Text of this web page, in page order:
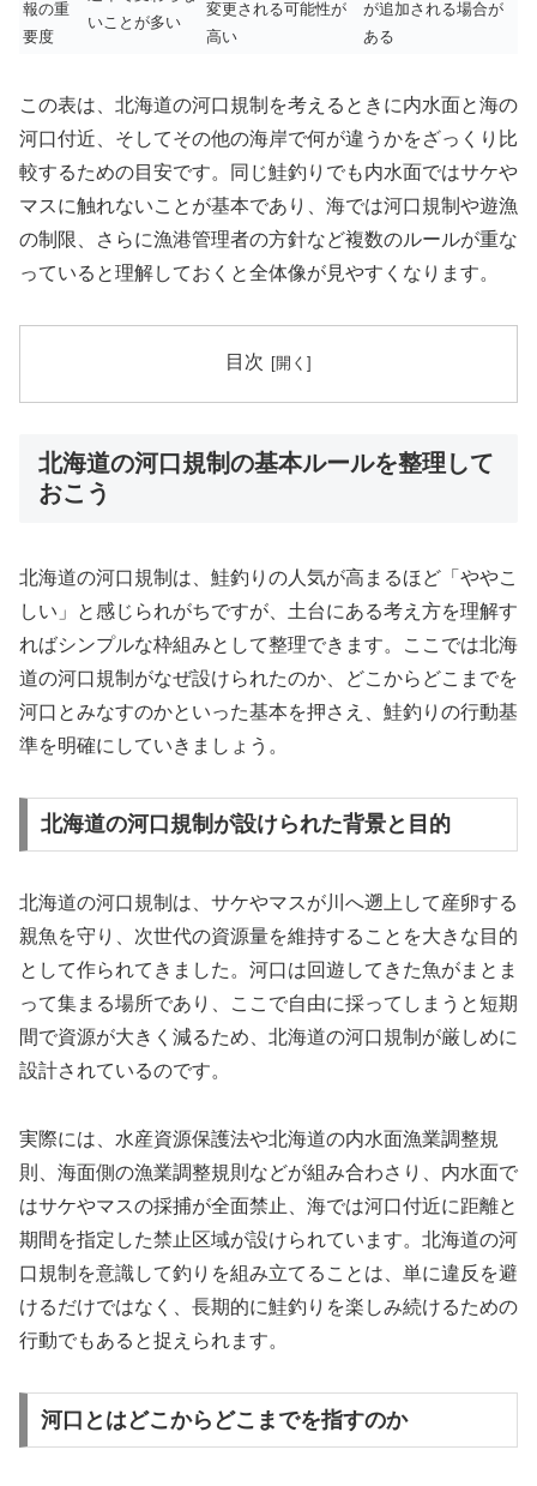
報の重
要度
いことが多い
変更される可能性が
高い
が追加される場合が
ある
この表は、北海道の河口規制を考えるときに内水面と海の
河口付近、そしてその他の海岸で何が違うかをざっくり比
較するための目安です。同じ鮭釣りでも内水面ではサケや
マスに触れないことが基本であり、海では河口規制や遊漁
の制限、さらに漁港管理者の方針など複数のルールが重な
っていると理解しておくと全体像が見やすくなります。
目次
北海道の河口規制の基本ルールを整理して
おこう
北海道の河口規制は、鮭釣りの人気が高まるほど「ややこ
しい」と感じられがちですが、土台にある考え方を理解す
ればシンプルな枠組みとして整理できます。ここでは北海
道の河口規制がなぜ設けられたのか、どこからどこまでを
河口とみなすのかといった基本を押さえ、鮭釣りの行動基
準を明確にしていきましょう。
北海道の河口規制が設けられた背景と目的
北海道の河口規制は、サケやマスが川へ遡上して産卵する
親魚を守り、次世代の資源量を維持することを大きな目的
として作られてきました。河口は回遊してきた魚がまとま
って集まる場所であり、ここで自由に採ってしまうと短期
間で資源が大きく減るため、北海道の河口規制が厳しめに
設計されているのです。
実際には、水産資源保護法や北海道の内水面漁業調整規
則、海面側の漁業調整規則などが組み合わさり、内水面で
はサケやマスの採捕が全面禁止、海では河口付近に距離と
期間を指定した禁止区域が設けられています。北海道の河
口規制を意識して釣りを組み立てることは、単に違反を避
けるだけではなく、長期的に鮭釣りを楽しみ続けるための
行動でもあると捉えられます。
河口とはどこからどこまでを指すのか